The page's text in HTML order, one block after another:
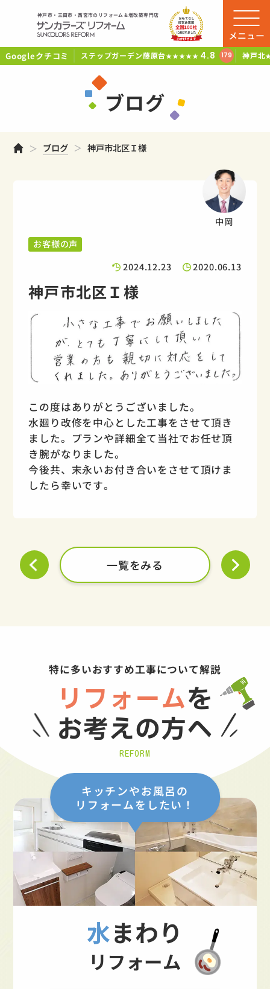
神戸市・三田市・西宮市のリフォーム＆増改築専門店
Googleクチコミ ステップガーデン藤原台★★★★★ 4.8 179 神戸北
メニュー
ブログ
ホームブログ 神戸市北区Ｉ様
中岡
お客様の声
2024.12.23
2020.06.13
神戸市北区Ｉ様
この度はありがとうございました。
水廻り改修を中心とした工事をさせて頂き
ました。プランや詳細全て当社でお任せ頂
き腕がなりました。
今後共、末永いお付き合いをさせて頂けま
したら幸いです。
一覧をみる
特に多いおすすめ工事について解説
リフォームを
お考えの方へ
REFORM
キッチンやお風呂の
リフォームをしたい！
水まわり
リフォーム